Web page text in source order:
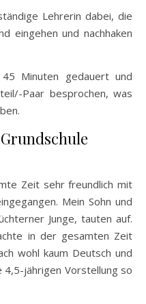
Lehrerin dabei, die
eingehen und nachhaken
Minuten gedauert und
Paar besprochen, was
Zeit sehr freundlich mit
Mein Sohn und
Junge, tauten auf.
in der gesamten Zeit
wohl kaum Deutsch und
4,5-jährigen Vorstellung so